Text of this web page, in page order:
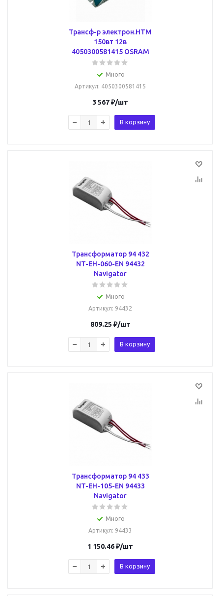
Трансф-р электрон.HTM
150вт 12в
4050300581415 OSRAM
Много
Артикул: 4050300581415
3 567₽/шт
В корзину
Трансформатор 94 432
NT-EH-060-EN 94432
Navigator
Много
Артикул: 94432
809.25 ₽/шт
В корзину
Трансформатор 94 433
NT-EH-105-EN 94433
Navigator
Много
Артикул: 94433
1 150.46₽/шт
В корзину